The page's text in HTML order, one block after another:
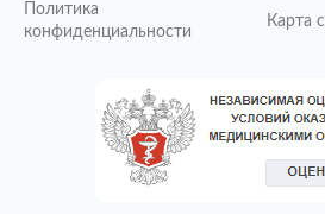
Политика
конфиденциальности
Карта